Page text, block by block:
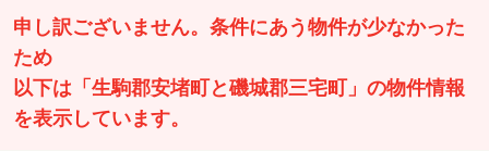
申し訳ございません。条件にあう物件が少なかった
ため
以下は「生駒郡安堵町と磯城郡三宅町」の物件情報
を表示しています。